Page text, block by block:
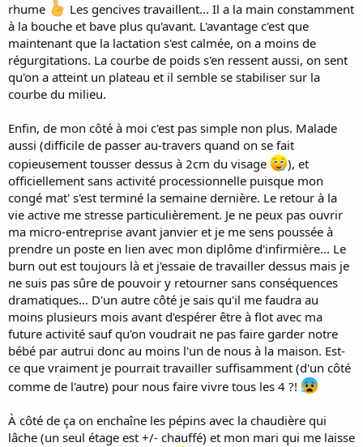
rhume
Les gencives travaillent... Il a la main constamment
à la bouche et bave plus qu'avant. L'avantage c'est que
maintenant que la lactation s'est calmée, on a moins de
régurgitations. La courbe de poids s'en ressent aussi, on sent
qu'on a atteint un plateau et il semble se stabiliser sur la
courbe du milieu.
Enfin, de mon côté à moi c'est pas simple non plus. Malade
aussi (difficile de passer au-travers quand on se fait
copieusement tousser dessus à 2cm du visage
), et
officiellement sans activité processionnelle puisque mon
congé mat' s'est terminé la semaine dernière. Le retour à la
vie active me stresse particulièrement. Je ne peux pas ouvrir
ma micro-entreprise avant janvier et je me sens poussée à
prendre un poste en lien avec mon diplôme d'infirmière... Le
burn out est toujours là et j'essaie de travailler dessus mais je
ne suis pas sûre de pouvoir y retourner sans conséquences
dramatiques... D'un autre côté je sais qu'il me faudra au
moins plusieurs mois avant d'espérer être à flot avec ma
future activité sauf qu'on voudrait ne pas faire garder notre
bébé par autrui donc au moins l'un de nous à la maison. Est-
ce que vraiment je pourrait travailler suffisamment (d'un côté
comme de l'autre) pour nous faire vivre tous les 4 ?!
À côté de ça on enchaîne les pépins avec la chaudière qui
lâche (un seul étage est +/- chauffé) et mon mari qui me laisse